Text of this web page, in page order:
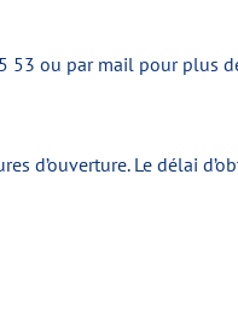
53 ou par mail pour plus
d’ouverture. Le délai